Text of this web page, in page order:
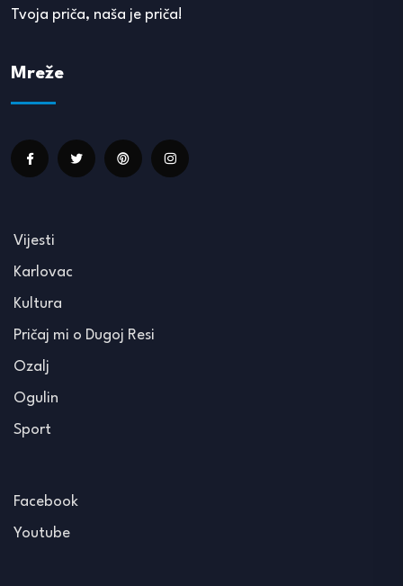
Tvoja priča, naša je priča!
Mreže
Vijesti
Karlovac
Kultura
Pričaj mi o Dugoj Resi
Ozalj
Ogulin
Sport
Facebook
Youtube